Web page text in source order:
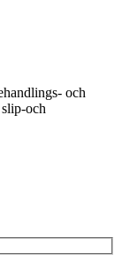
och
och